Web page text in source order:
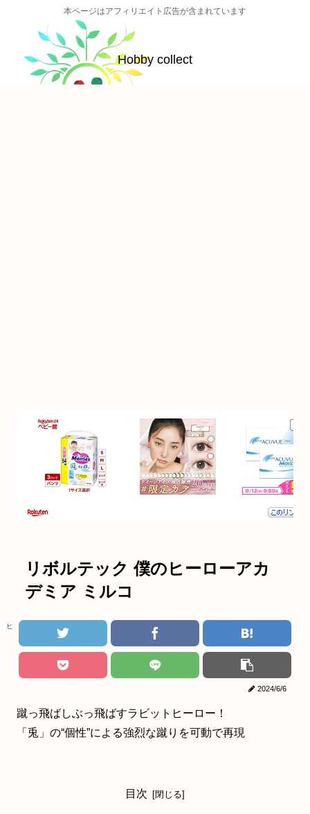
本ページはアフィリエイト広告が含まれています
Hobby collect
リボルテック 僕のヒーローアカ
デミア ミルコ
ヒロアカ
2024/6/6
蹴っ飛ばしぶっ飛ばすラビットヒーロー！
「兎」の“個性”による強烈な蹴りを可動で再現
目次